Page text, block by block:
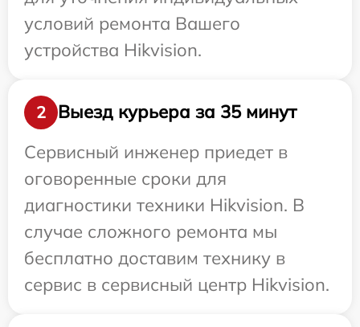
условий ремонта Вашего
устройства Hikvision.
2
Выезд курьера за 35 минут
Сервисный инженер приедет в
оговоренные сроки для
диагностики техники Hikvision. В
случае сложного ремонта мы
бесплатно доставим технику в
сервис в сервисный центр Hikvision.